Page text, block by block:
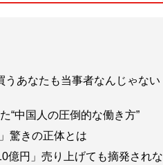
うあなたも当事者なんじゃない
“中国人の圧倒的な働き方”
驚きの正体とは
億円」売り上げても摘発されな